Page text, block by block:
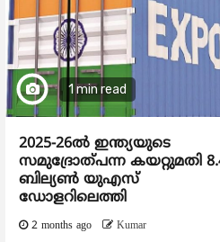
1 min read
2025-26ൽ ഇന്ത്യയുടെ
സമുദ്രോത്പന്ന കയറ്റുമതി
ബില്യൺ യുഎസ്
ഡോളറിലെത്തി
2 months ago Kumar